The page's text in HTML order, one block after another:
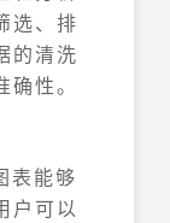
选、排
的清洗
性。
表能够
户可以